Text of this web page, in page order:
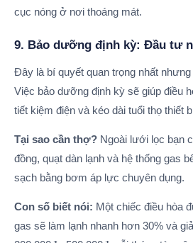
cục nóng ở nơi thoáng mát.
9. Bảo dưỡng định kỳ: Đầu tư
Đây là bí quyết quan trọng nhất nhưng
Việc bảo dưỡng định kỳ sẽ giúp điều
tiết kiệm điện và kéo dài tuổi thọ thiết
Tại sao cần thợ? Ngoài lưới lọc bạn
đồng, quạt dàn lạnh và hệ thống gas
sạch bằng bơm áp lực chuyên dụng.
Con số biết nói: Một chiếc điều hòa
gas sẽ làm lạnh nhanh hơn 30% và